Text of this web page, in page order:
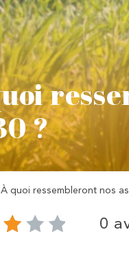
?
À quoi ressembleront nos
0